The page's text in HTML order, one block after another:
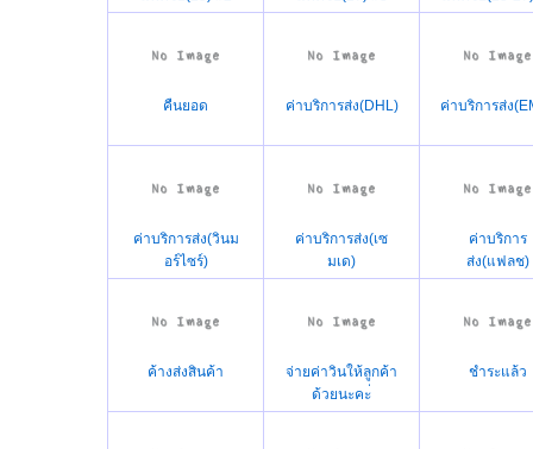
คืนยอด ค่าบริการส่ง(DHL) ค่าบริการส่ง
ค่าบริการส่ง(วินม
อร์ไซร์)
ค่าบริการส่ง(เซ
มเด)
ค่าบริการ
ส่ง(แฟลช)
ค้างส่งสินค้า
จ่ายค่าวินให้ลูกค้า
ด้วยนะคะ่
ชำระแล้ว